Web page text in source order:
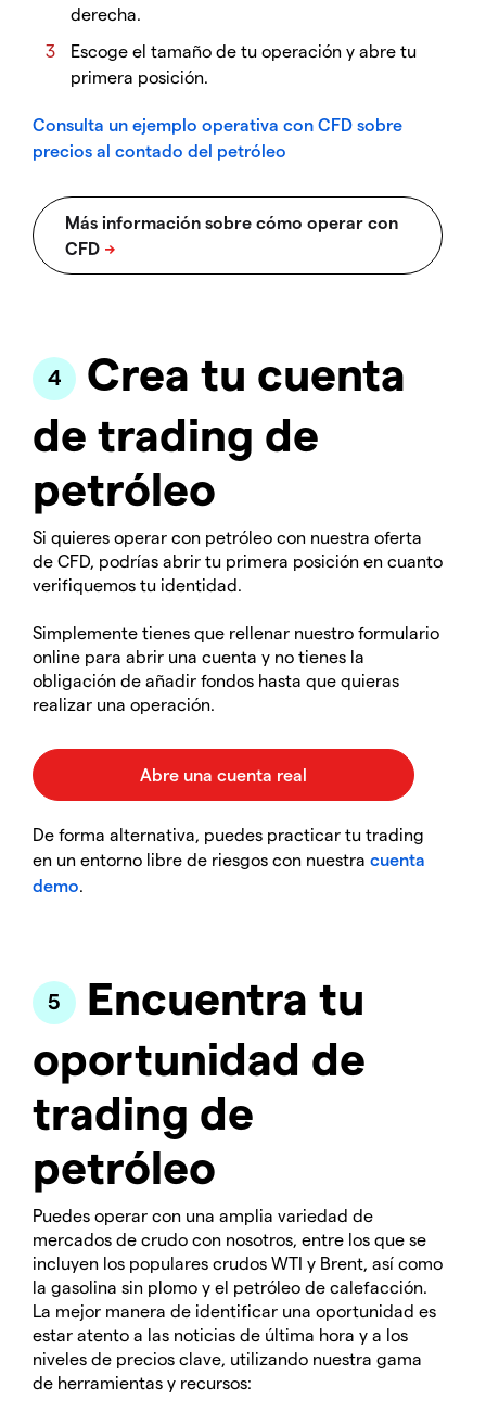
derecha.
Escoge el tamaño de tu operación y abre tu
primera posición.
Consulta un ejemplo operativa con CFD sobre
precios al contado del petróleo
Crea tu cuenta
de trading de
petróleo
Si quieres operar con petróleo con nuestra oferta
de CFD, podrías abrir tu primera posición en cuanto
verifiquemos tu identidad.
Simplemente tienes que rellenar nuestro formulario
online para abrir una cuenta y no tienes la
obligación de añadir fondos hasta que quieras
realizar una operación.
De forma alternativa, puedes practicar tu trading
en un entorno libre de riesgos con nuestra cuenta
demo.
Encuentra tu
oportunidad de
trading de
petróleo
Puedes operar con una amplia variedad de
mercados de crudo con nosotros, entre los que se
incluyen los populares crudos WTI y Brent, así como
la gasolina sin plomo y el petróleo de calefacción.
La mejor manera de identificar una oportunidad es
estar atento a las noticias de última hora y a los
niveles de precios clave, utilizando nuestra gama
de herramientas y recursos: